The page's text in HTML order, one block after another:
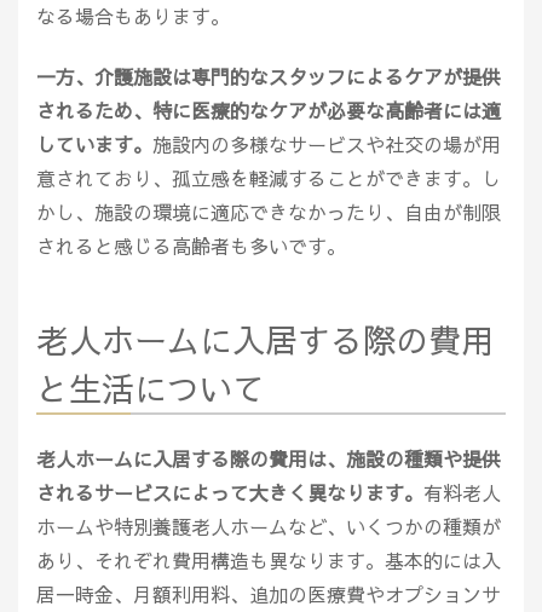
なる場合もあります。
一方、介護施設は専門的なスタッフによるケアが提供
されるため、特に医療的なケアが必要な高齢者には適
しています。 施設内の多様なサービスや社交の場が用
意されており、孤立感を軽減することができます。し
かし、施設の環境に適応できなかったり、自由が制限
されると感じる高齢者も多いです。
老人ホームに入居する際の費用
と生活について
老人ホームに入居する際の費用は、施設の種類や提供
されるサービスによって大きく異なります。 有料老人
ホームや特別養護老人ホームなど、いくつかの種類が
あり、それぞれ費用構造も異なります。基本的には入
居一時金、月額利用料、追加の医療費やオプションサ